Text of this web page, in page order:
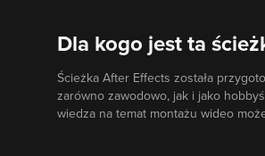
Dla kogo jest ta
Ścieżka After Effects została
zarówno zawodowo, jak i jako
wiedza na temat montażu wideo